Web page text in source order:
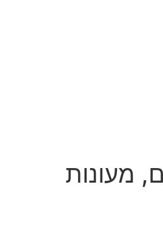
מעונות